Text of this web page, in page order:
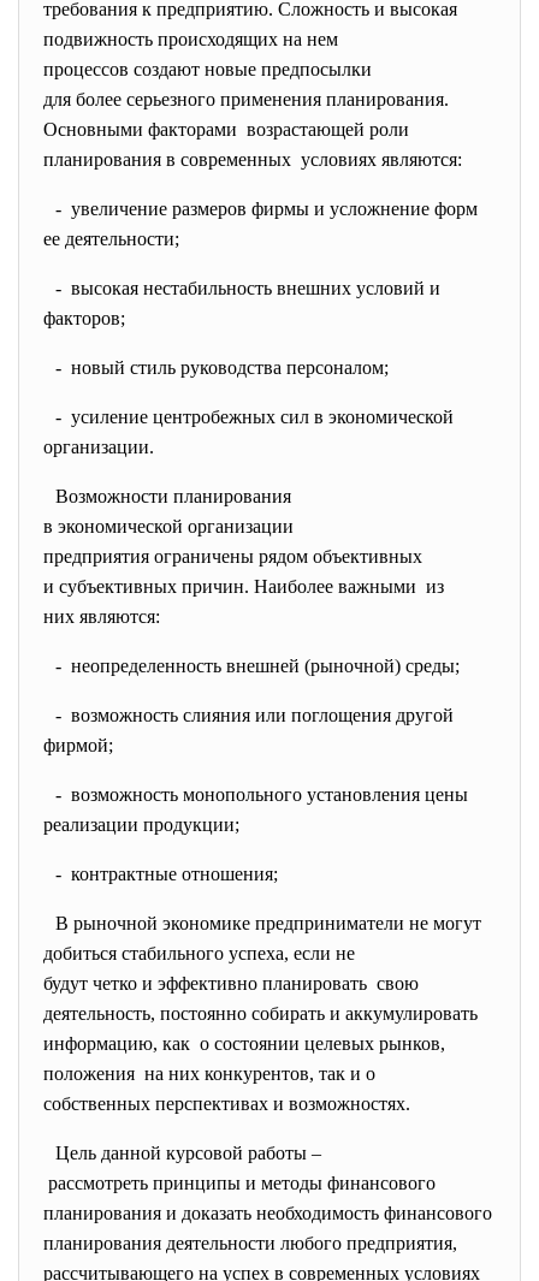
требования к предприятию. Сложность и высокая
подвижность происходящих на нем
процессов создают новые предпосылки
для более серьезного применения планирования.
Основными факторами возрастающей роли
планирования в современных условиях являются:
- увеличение размеров фирмы и усложнение форм
ее деятельности;
- высокая нестабильность внешних условий и
факторов;
- новый стиль руководства персоналом;
- усиление центробежных сил в экономической
организации.
Возможности планирования
в экономической организации
предприятия ограничены рядом объективных
и субъективных причин. Наиболее важными из
них являются:
- неопределенность внешней (рыночной) среды;
- возможность слияния или поглощения другой
фирмой;
- возможность монопольного установления цены
реализации продукции;
- контрактные отношения;
В рыночной экономике предприниматели не могут
добиться стабильного успеха, если не
будут четко и эффективно планировать свою
деятельность, постоянно собирать и аккумулировать
информацию, как о состоянии целевых рынков,
положения на них конкурентов, так и о
собственных перспективах и возможностях.
Цель данной курсовой работы –
рассмотреть принципы и методы финансового
планирования и доказать необходимость финансового
планирования деятельности любого предприятия,
рассчитывающего на успех в современных условиях